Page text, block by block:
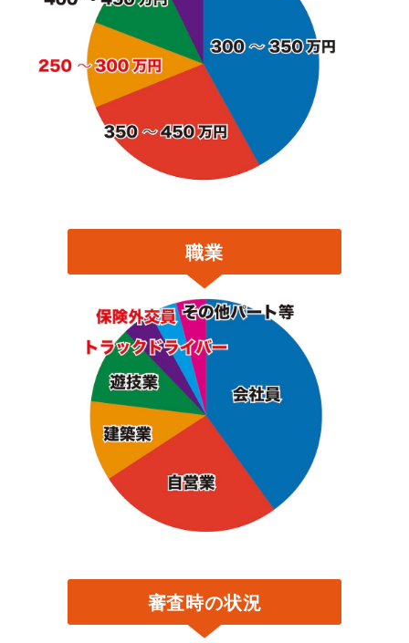
職業
審査時の状況